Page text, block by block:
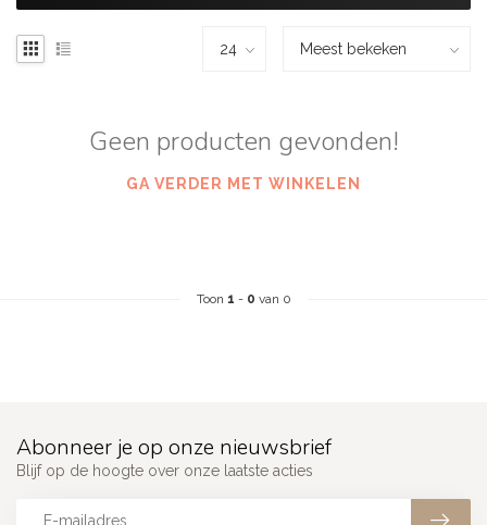
Geen producten gevonden!
GA VERDER MET WINKELEN
Toon 1 - 0 van 0
Abonneer je op onze nieuwsbrief
Blijf op de hoogte over onze laatste acties